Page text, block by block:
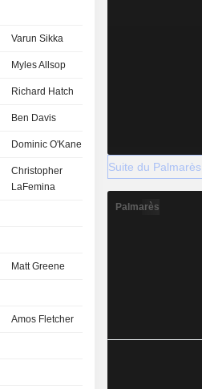
Varun Sikka
Myles Allsop
Richard Hatch
Ben Davis
Dominic O'Kane
Christopher
LaFemina
Matt Greene
Amos Fletcher
Suite du Palmarès
Palmarès